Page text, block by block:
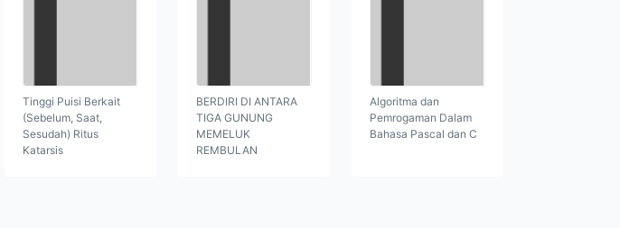
Tinggi Puisi Berkait
(Sebelum, Saat,
Sesudah) Ritus
Katarsis
BERDIRI DI ANTARA
TIGA GUNUNG
MEMELUK
REMBULAN
Algoritma dan
Pemrogaman Dalam
Bahasa Pascal dan C